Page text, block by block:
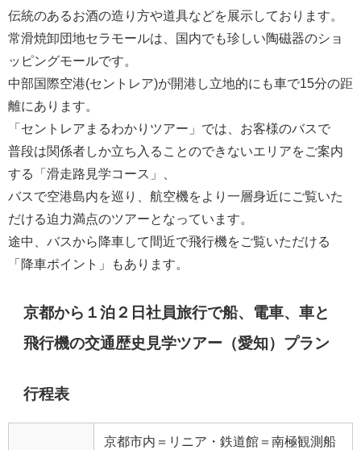
伝統のあるお酒の造り方や道具などを展示しております。
常滑焼卸団地セラモールは、国内でも珍しい陶磁器のショ
ッピングモールです。
中部国際空港(セントレア)が開港し立地的にも車で15分の距
離にあります。
「セントレアまるわかりツアー」では、お客様のバスで
普段は関係者しか立ち入ることのできないエリアをご案内
する「滑走路見学コース」、
バスで空港島内を巡り、航空機をより一層身近にご覧いた
だける迫力満点のツアーとなっています。
途中、バスから降車して間近で飛行機をご覧いただける
「降車ポイント」もあります。
京都から１泊２日社員旅行で船、電車、車と
飛行機の交通歴史見学ツアー（愛知）プラン
行程表
京都市内＝リニア・鉄道館＝南極観測船